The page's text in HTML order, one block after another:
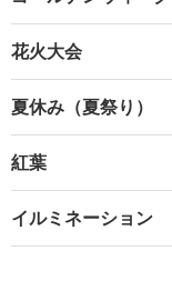
花火大会
夏休み（夏祭り）
紅葉
イルミネーション